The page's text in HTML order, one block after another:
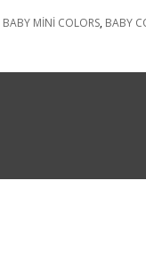
BABY MİNİ COLORS, BABY